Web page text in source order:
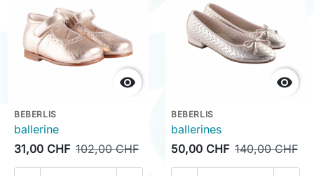

BEBERLIS
ballerine
31,00 CHF 102,00 CHF

BEBERLIS
ballerines
50,00 CHF 140,00 CHF